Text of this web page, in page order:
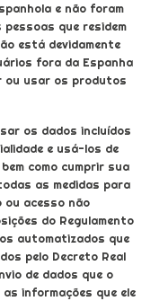
e não foram
que residem
está devidamente
fora da Espanha
ou usar os produtos
os dados incluídos
e usá-los de
como cumprir sua
as medidas para
acesso não
do Regulamento
automatizados que
pelo Decreto Real
de dados que o
informações que ele